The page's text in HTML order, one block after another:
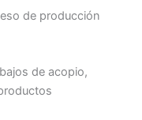
de producción
de acopio,